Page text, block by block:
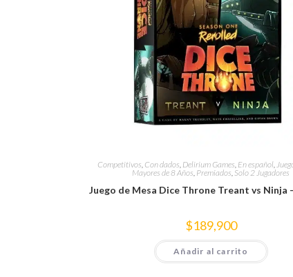
Competitivos Con dados Delirium Games En español,
Mayores de 8 Años Premiados Solo 2 Jugadores
Juego de Mesa Dice Throne Treant vs Ninja
$189,900
Añadir al carrito